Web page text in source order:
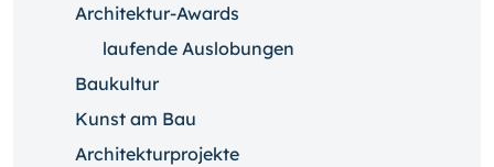
Architektur-Awards
laufende Auslobungen
Baukultur
Kunst am Bau
Architekturprojekte